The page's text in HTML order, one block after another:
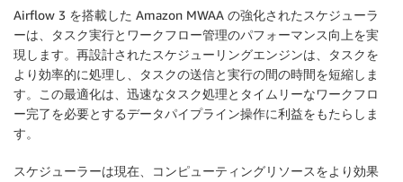
Airflow 3 を搭載した Amazon MWAA の強化されたスケジューラ
ーは、タスク実行とワークフロー管理のパフォーマンス向上を実
現します。再設計されたスケジューリングエンジンは、タスクを
より効率的に処理し、タスクの送信と実行の間の時間を短縮しま
す。この最適化は、迅速なタスク処理とタイムリーなワークフロ
ー完了を必要とするデータパイプライン操作に利益をもたらしま
す。
スケジューラーは現在、コンピューティングリソースをより効果